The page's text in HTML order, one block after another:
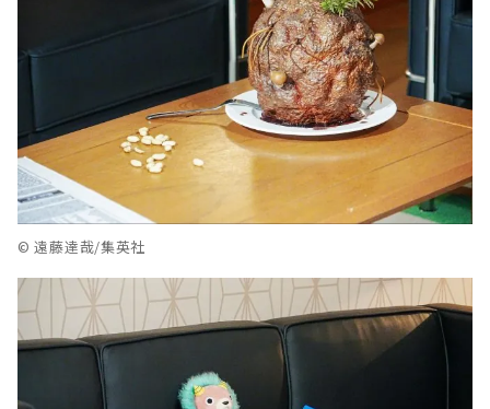
© 遠藤達哉/集英社